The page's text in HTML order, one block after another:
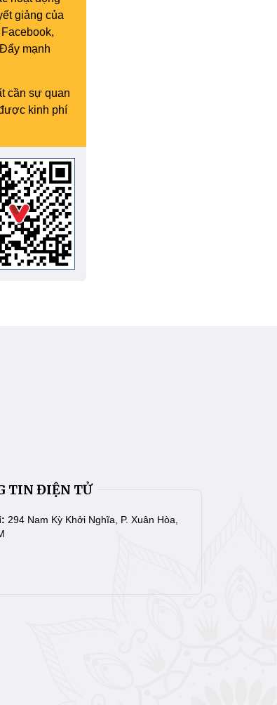
giảng của
mạnh
cần sự quan
kinh phí
TIN ĐIỆN TỬ
294 Nam Kỳ Khởi Nghĩa, P. Xuân Hòa,